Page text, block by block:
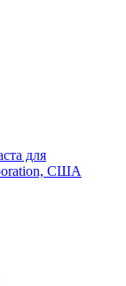
для
США